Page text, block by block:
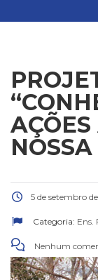
5 de setembro
Categoria: Ens.
Nenhum